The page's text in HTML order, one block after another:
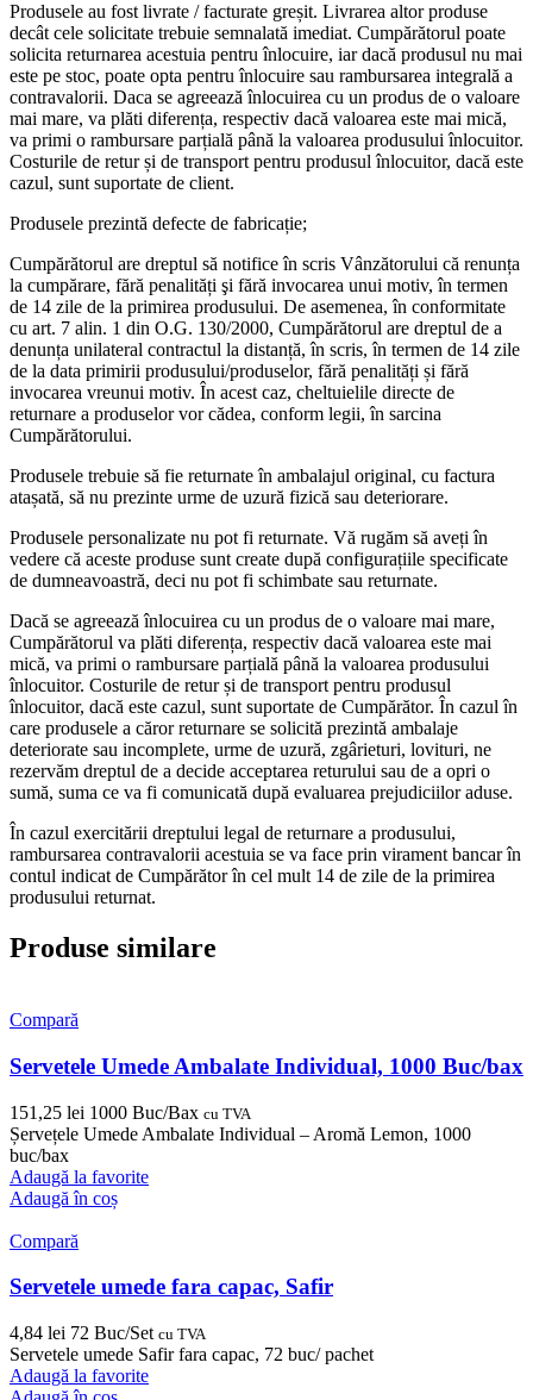
Produsele au fost livrate / facturate greșit. Livrarea altor produse
decât cele solicitate trebuie semnalată imediat. Cumpărătorul poate
solicita returnarea acestuia pentru înlocuire, iar dacă produsul nu mai
este pe stoc, poate opta pentru înlocuire sau rambursarea integrală a
contravalorii. Daca se agreează înlocuirea cu un produs de o valoare
mai mare, va plăti diferența, respectiv dacă valoarea este mai mică,
va primi o rambursare parțială până la valoarea produsului înlocuitor.
Costurile de retur și de transport pentru produsul înlocuitor, dacă este
cazul, sunt suportate de client.
Produsele prezintă defecte de fabricație;
Cumpărătorul are dreptul să notifice în scris Vânzătorului că renunța
la cumpărare, fără penalități şi fără invocarea unui motiv, în termen
de 14 zile de la primirea produsului. De asemenea, în conformitate
cu art. 7 alin. 1 din O.G. 130/2000, Cumpărătorul are dreptul de a
denunța unilateral contractul la distanță, în scris, în termen de 14 zile
de la data primirii produsului/produselor, fără penalități și fără
invocarea vreunui motiv. În acest caz, cheltuielile directe de
returnare a produselor vor cădea, conform legii, în sarcina
Cumpărătorului.
Produsele trebuie să fie returnate în ambalajul original, cu factura
atașată, să nu prezinte urme de uzură fizică sau deteriorare.
Produsele personalizate nu pot fi returnate. Vă rugăm să aveți în
vedere că aceste produse sunt create după configurațiile specificate
de dumneavoastră, deci nu pot fi schimbate sau returnate.
Dacă se agreează înlocuirea cu un produs de o valoare mai mare,
Cumpărătorul va plăti diferența, respectiv dacă valoarea este mai
mică, va primi o rambursare parțială până la valoarea produsului
înlocuitor. Costurile de retur și de transport pentru produsul
înlocuitor, dacă este cazul, sunt suportate de Cumpărător. În cazul în
care produsele a căror returnare se solicită prezintă ambalaje
deteriorate sau incomplete, urme de uzură, zgârieturi, lovituri, ne
rezervăm dreptul de a decide acceptarea returului sau de a opri o
sumă, suma ce va fi comunicată după evaluarea prejudiciilor aduse.
În cazul exercitării dreptului legal de returnare a produsului,
rambursarea contravalorii acestuia se va face prin virament bancar în
contul indicat de Cumpărător în cel mult 14 de zile de la primirea
produsului returnat.
Produse similare
Compară
Servetele Umede Ambalate Individual, 1000 Buc/bax
151,25 lei 1000 Buc/Bax cu TVA
Șervețele Umede Ambalate Individual – Aromă Lemon, 1000
buc/bax
Adaugă la favorite
Adaugă în coș
Compară
Servetele umede fara capac, Safir
4,84 lei 72 Buc/Set cu TVA
Servetele umede Safir fara capac, 72 buc/ pachet
Adaugă la favorite